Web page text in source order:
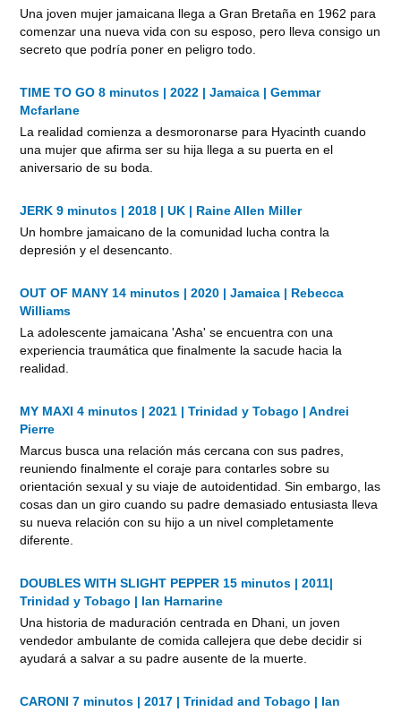
Una joven mujer jamaicana llega a Gran Bretaña en 1962 para
comenzar una nueva vida con su esposo, pero lleva consigo un
secreto que podría poner en peligro todo.
TIME TO GO 8 minutos | 2022 | Jamaica | Gemmar
Mcfarlane
La realidad comienza a desmoronarse para Hyacinth cuando
una mujer que afirma ser su hija llega a su puerta en el
aniversario de su boda.
JERK 9 minutos | 2018 | UK | Raine Allen Miller
Un hombre jamaicano de la comunidad lucha contra la
depresión y el desencanto.
OUT OF MANY 14 minutos | 2020 | Jamaica | Rebecca
Williams
La adolescente jamaicana 'Asha' se encuentra con una
experiencia traumática que finalmente la sacude hacia la
realidad.
MY MAXI 4 minutos | 2021 | Trinidad y Tobago | Andrei
Pierre
Marcus busca una relación más cercana con sus padres,
reuniendo finalmente el coraje para contarles sobre su
orientación sexual y su viaje de autoidentidad. Sin embargo, las
cosas dan un giro cuando su padre demasiado entusiasta lleva
su nueva relación con su hijo a un nivel completamente
diferente.
DOUBLES WITH SLIGHT PEPPER 15 minutos | 2011|
Trinidad y Tobago | Ian Harnarine
Una historia de maduración centrada en Dhani, un joven
vendedor ambulante de comida callejera que debe decidir si
ayudará a salvar a su padre ausente de la muerte.
CARONI 7 minutos | 2017 | Trinidad and Tobago | Ian